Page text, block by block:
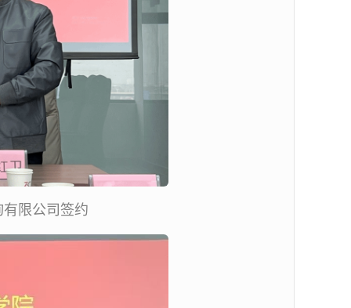
限公司签约